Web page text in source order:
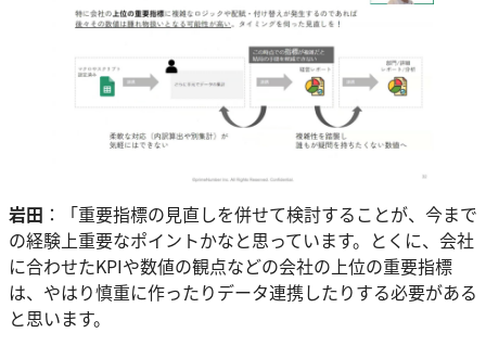
岩田 ：「重要指標の見直しを併せて検討することが、今まで
の経験上重要なポイントかなと思っています。とくに、会社
に合わせたKPIや数値の観点などの会社の上位の重要指標
は、やはり慎重に作ったりデータ連携したりする必要がある
と思います。